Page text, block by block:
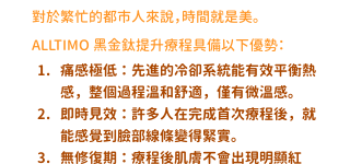
對於繁忙的都市人來說，時間就是美。
ALLTIMO 黑金鈦提升療程具備以下優勢：
痛感極低 ：先進的冷卻系統能有效平衡熱
感，整個過程溫和舒適，僅有微溫感。
即時見效 ：許多人在完成首次療程後，就
能感覺到臉部線條變得緊實。
無修復期 ：療程後肌膚不會出現明顯紅